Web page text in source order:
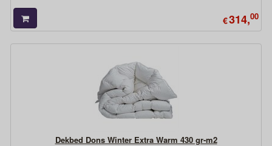
€314,00
Dekbed Dons Winter Extra Warm 430 gr-m2